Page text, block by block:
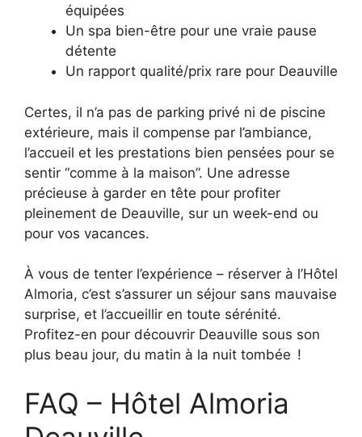
équipées
Un spa bien-être pour une vraie pause
détente
Un rapport qualité/prix rare pour Deauville
Certes, il n’a pas de parking privé ni de piscine
extérieure, mais il compense par l’ambiance,
l’accueil et les prestations bien pensées pour se
sentir “comme à la maison”. Une adresse
précieuse à garder en tête pour profiter
pleinement de Deauville, sur un week-end ou
pour vos vacances.
À vous de tenter l’expérience – réserver à l’Hôtel
Almoria, c’est s’assurer un séjour sans mauvaise
surprise, et l’accueillir en toute sérénité.
Profitez-en pour découvrir Deauville sous son
plus beau jour, du matin à la nuit tombée !
FAQ – Hôtel Almoria